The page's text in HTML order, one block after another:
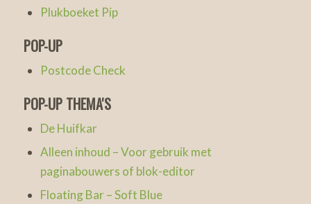
Plukboeket Pip
POP-UP
Postcode Check
POP-UP THEMA'S
De Huifkar
Alleen inhoud – Voor gebruik met
paginabouwers of blok-editor
Floating Bar – Soft Blue